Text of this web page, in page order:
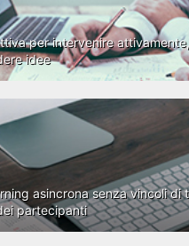
per intervenire
idee
asincrona senza vincoli di
partecipanti